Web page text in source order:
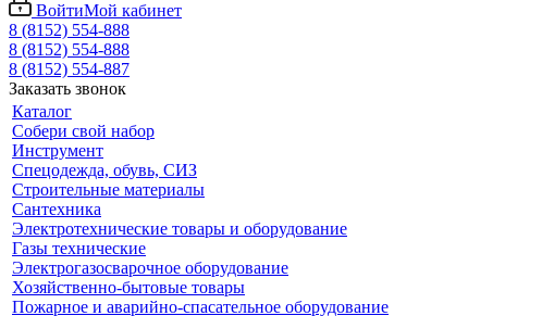
ВойтиМой кабинет
8 (8152) 554-888
8 (8152) 554-888
8 (8152) 554-887
Заказать звонок
Каталог
Собери свой набор
Инструмент
Спецодежда, обувь, СИЗ
Строительные материалы
Сантехника
Электротехнические товары и оборудование
Газы технические
Электрогазосварочное оборудование
Хозяйственно-бытовые товары
Пожарное и аварийно-спасательное оборудование